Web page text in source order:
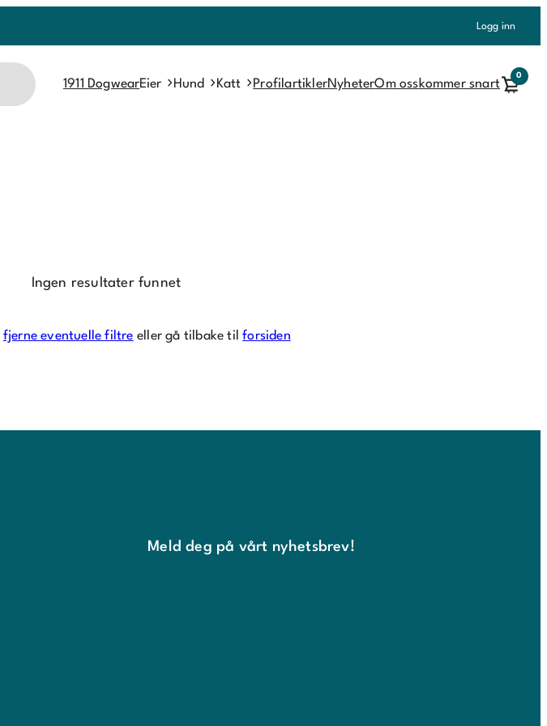
Logg inn
1911 DogwearEier Hund Katt ProfilartiklerNyheterOm osskommer snart
0
Ingen resultater funnet
fjerne eventuelle filtre eller gå tilbake tilforsiden
Meld deg på vårt nyhetsbrev!